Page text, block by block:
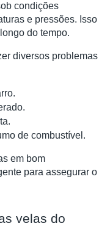
condições
e pressões. Isso
do tempo.
diversos problemas
de combustível.
em bom
para assegurar o
velas do